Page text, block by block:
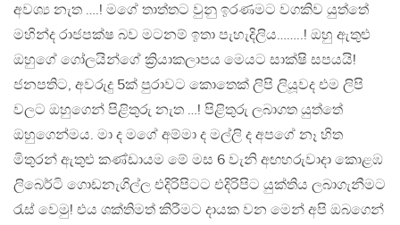
අවශ්‍ය නැත ….! මගේ තාත්තට වුනු ඉරණමට වගකිව යුත්තේ
මහින්ද රාජපක්ෂ බව මටනම් ඉතා පැහැදිලිය……..! ඔහු ඇතුළු
ඔහුගේ ගෝලයින්ගේ ක්‍රියාකලාපය මෙයට සාක්ෂි සපයයි!
ජනපතිට, අවරුදු 5ක් පුරාවට කොතෙක් ලිපි ලියූවද එම ලිපි
වලට ඔහුගෙන් පිළිතුරු නැත …! පිළිතුරු ලබාගත යුත්තේ
ඔහුගෙන්මය. මා ද මගේ අම්මා ද මල්ලි ද අපගේ නෑ හිත
මිතුරන් ඇතුළු කණ්ඩායම මේ මස 6 වැනි අඟහරුවාදා කොළඹ
ලිබෙර්ටි ගොඩනැගිල්ල එදිරිපිටට එදිරිපිට යුක්තිය ලබාගැනීමට
රැස් වෙමු! එය ශක්තිමත් කිරීමට දායක වන මෙන් අපි ඔබගෙන්